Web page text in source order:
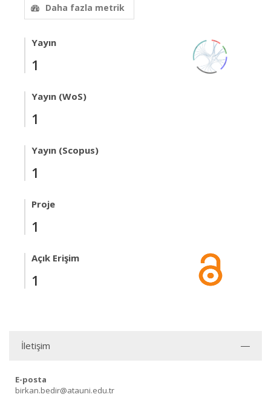
Daha fazla metrik
Yayın
1
Yayın (WoS)
1
Yayın (Scopus)
1
Proje
1
Açık Erişim
1
İletişim
E-posta
birkan.bedir@atauni.edu.tr